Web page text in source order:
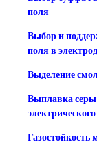
поля
Выбор и
поля в
Выделение
Выплавка серы
Газостойкость